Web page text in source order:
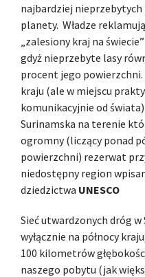
najbardziej
planety. Władze reklamują
„zalesiony kraj na
gdyż nieprzebyte lasy
procent jego powierzchni.
kraju (ale w miejscu
komunikacyjnie od
Surinamska na terenie
ogromny (liczący ponad
powierzchni) rezerwat
niedostępny region
dziedzictwa UNESCO
Sieć utwardzonych dróg
wyłącznie na północy
100 kilometrów
naszego pobytu (jak